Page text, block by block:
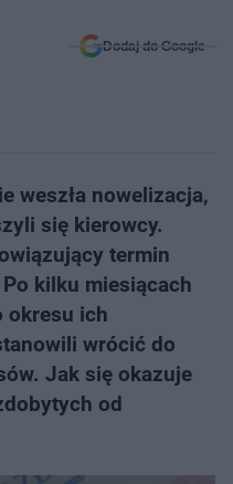
Dodaj do Google
weszła nowelizacja,
się kierowcy.
termin
kilku miesiącach
okresu ich
wrócić do
Jak się okazuje
od